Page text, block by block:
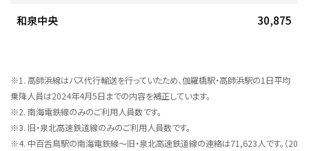
和泉中央 30,875
※1. 高師浜線はバス代行輸送を行っていたため、伽羅橋駅・高師浜駅の1日平均
乗降人員は2024年4月5日までの内容を補正しています。
※2. 南海電鉄線のみのご利用人員数です。
※3. 旧・泉北高速鉄道線のみのご利用人員数です。
※4. 中百舌鳥駅の南海電鉄線～旧・泉北高速鉄道線の連絡は71,623人です。（20